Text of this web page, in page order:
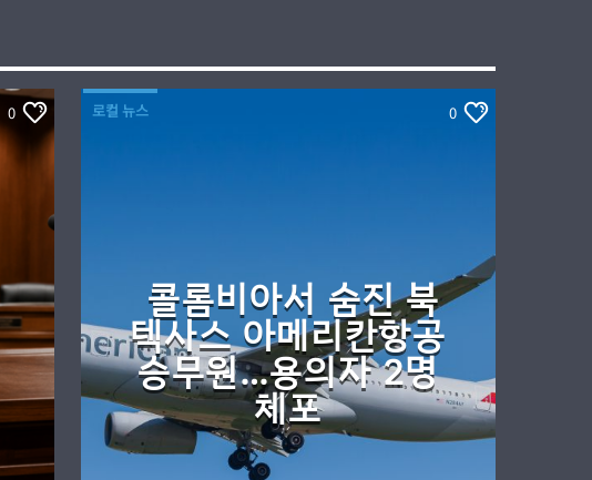
0 로컬 뉴스 0
콜롬비아서 숨진 북
텍사스 아메리칸항공
승무원…용의자 2명
체포